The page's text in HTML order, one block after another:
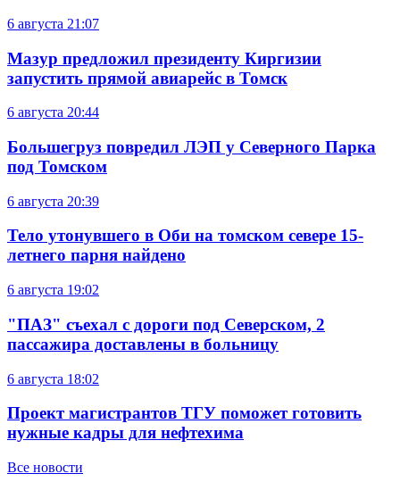
6 августа 21:07
Мазур предложил президенту Киргизии
запустить прямой авиарейс в Томск
6 августа 20:44
Большегруз повредил ЛЭП у Северного Парка
под Томском
6 августа 20:39
Тело утонувшего в Оби на томском севере 15-
летнего парня найдено
6 августа 19:02
"ПАЗ" съехал с дороги под Северском, 2
пассажира доставлены в больницу
6 августа 18:02
Проект магистрантов ТГУ поможет готовить
нужные кадры для нефтехима
Все новости